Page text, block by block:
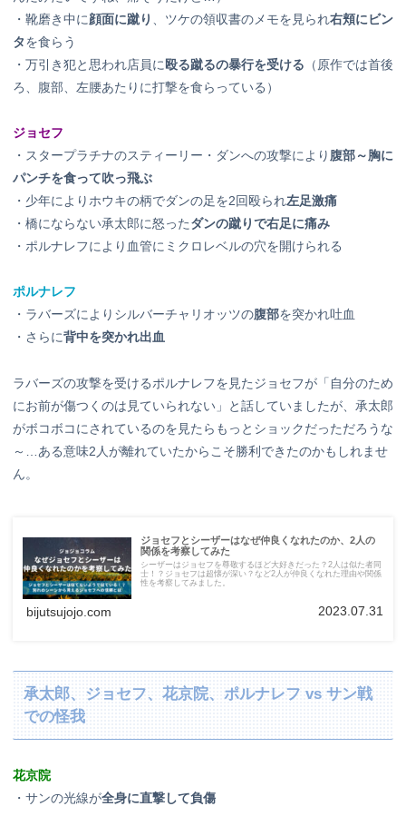
・靴磨き中に顔面に蹴り 、ツケの領収書のメモを見られ右頬にビン
タを食らう
・万引き犯と思われ店員に 殴る蹴るの暴行を受ける （原作では首後
ろ、腹部、左腰あたりに打撃を食らっている）
ジョセフ
・スタープラチナのスティーリー・ダンへの攻撃により 腹部～胸に
パンチを食って吹っ飛ぶ
・少年によりホウキの柄でダンの足を2回殴られ左足激痛
・橋にならない承太郎に怒ったダンの蹴りで右足に痛み
・ポルナレフにより血管にミクロレベルの穴を開けられる
ポルナレフ
・ラバーズによりシルバーチャリオッツの腹部を突かれ吐血
・さらに背中を突かれ出血
ラバーズの攻撃を受けるポルナレフを見たジョセフが「自分のため
にお前が傷つくのは見ていられない」と話していましたが、承太郎
がボコボコにされているのを見たらもっとショックだっただろうな
～…ある意味2人が離れていたからこそ勝利できたのかもしれませ
ん。
ジョセフとシーザーはなぜ仲良くなれたのか、2人の
関係を考察してみた
シーザーはジョセフを尊敬するほど大好きだった？2人は似た者同
士！？ジョセフは超懐が深い？など2人が仲良くなれた理由や関係
性を考察してみました。
bijutsujojo.com 2023.07.31
承太郎、ジョセフ、花京院、ポルナレフ vs サン戦
での怪我
花京院
・サンの光線が全身に直撃して負傷